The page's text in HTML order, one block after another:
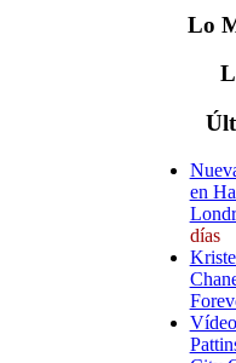
Lo
en
días